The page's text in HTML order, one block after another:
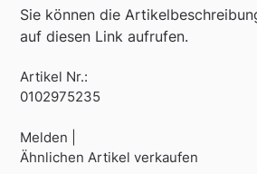
Sie können die
auf diesen Link aufrufen.
Artikel Nr.:
0102975235
Melden |
Ähnlichen Artikel verkaufen